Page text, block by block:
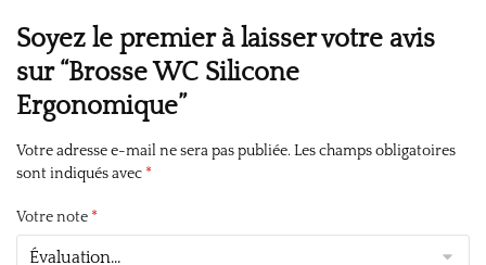
Soyez le premier à laisser votre avis
sur “Brosse WC Silicone
Ergonomique”
Votre adresse e-mail ne sera pas publiée. Les champs obligatoires
sont indiqués avec *
Votre note *